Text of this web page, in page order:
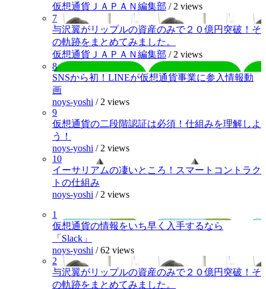
仮想通貨ＪＡＰＡＮ編集部 / 2 views
7
与沢翼がリップルの資産のみで２０億円突破！そ
の軌跡をまとめてみました。
仮想通貨ＪＡＰＡＮ編集部 / 2 views
8
SNSから初！LINEが仮想通貨事業に参入情報動
画
noys-yoshi / 2 views
9
仮想通貨の二段階認証は必須！仕組みを理解しよ
う！
noys-yoshi / 2 views
10
イーサリアムの凄いところ！スマートコントラク
トの仕組み
noys-yoshi / 2 views
1
仮想通貨の情報をいち早く入手するなら
「Slack」
noys-yoshi /62 views
2
与沢翼がリップルの資産のみで２０億円突破！そ
の軌跡をまとめてみました。